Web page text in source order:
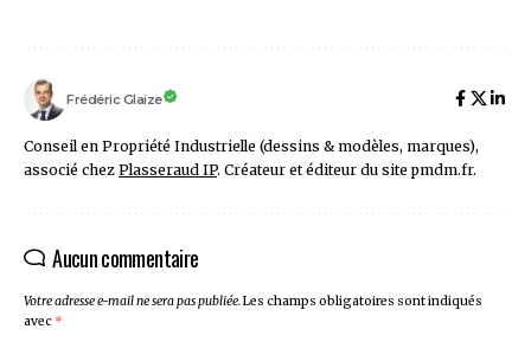
Frédéric Glaize
Conseil en Propriété Industrielle (dessins & modèles, marques),
associé chez Plasseraud IP. Créateur et éditeur du site pmdm.fr.
Aucun commentaire
Votre adresse e-mail ne sera pas publiée.Les champs obligatoires sont indiqués
avec *